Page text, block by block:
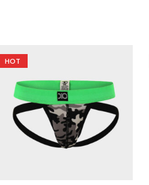
HOT
Torne-se um VIP da